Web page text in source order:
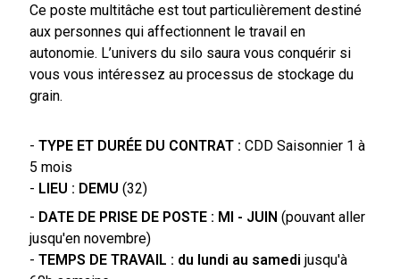
Ce poste multitâche est tout particulièrement destiné
aux personnes qui affectionnent le travail en
autonomie. L’univers du silo saura vous conquérir si
vous vous intéressez au processus de stockage du
grain.
- TYPE ET DURÉE DU CONTRAT : CDD Saisonnier 1 à
5 mois
- LIEU : DEMU (32)
- DATE DE PRISE DE POSTE : MI - JUIN (pouvant aller
jusqu'en novembre)
- TEMPS DE TRAVAIL : du lundi au samedi jusqu'à